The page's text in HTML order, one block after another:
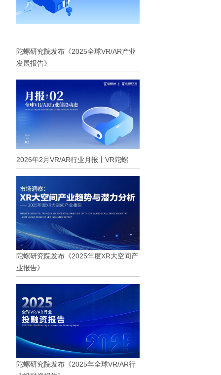
陀螺研究院发布《2025全球VR/AR产业
发展报告》
2026年2月VR/AR行业月报丨VR陀螺
陀螺研究院发布《2025年度XR大空间产
业报告》
陀螺研究院发布《2025年全球VR/AR行